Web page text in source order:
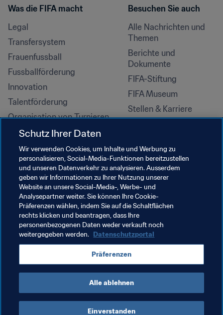
Was die FIFA macht
Legal
Transfersystem
Frauenfussball
Fussballförderung
Innovation
Talentförderung
Organisation von Turnieren
Nachhaltigkeit
Menschenrechte und
Antidiskriminierung
Gesundheit und Medizin
Bildungsinitiativen
Besuchen Sie auch
Alle Nachrichten und
Themen
Berichte und
Dokumente
FIFA-Stiftung
FIFA Museum
Stellen & Karriere
NUTZUNGSBEDINGUNGEN
FIFA-DATENSCHUTZPORTAL
DOWNLOADS
COOKIE-EINSTELLUNGEN
Urheberrechte © 1994–2025 FIFA. Alle Rechte vorbehalten.
Schutz Ihrer Daten
Wir verwenden Cookies, um Inhalte und Werbung zu
personalisieren, Social-Media-Funktionen bereitzustellen
und unseren Datenverkehr zu analysieren. Ausserdem
geben wir Informationen zu Ihrer Nutzung unserer
Website an unsere Social-Media-, Werbe- und
Analysepartner weiter. Sie können Ihre Cookie-
Präferenzen wählen, indem Sie auf die Schaltflächen
rechts klicken und beantragen, dass Ihre
personenbezogenen Daten weder verkauft noch
weitergegeben werden. Datenschutzportal
Präferenzen
Alle ablehnen
Einverstanden